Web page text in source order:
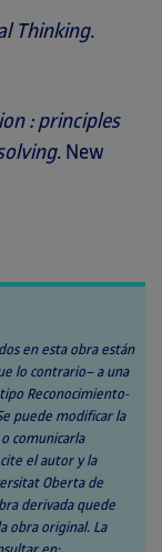
Thinking.
: principles
. New
en esta obra están
lo contrario– a una
Reconocimiento-
puede modificar la
comunicarla
el autor y la
Oberta de
derivada quede
obra original. La